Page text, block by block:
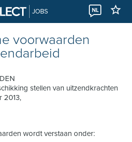
JOBS NL
voorwaarden
stellen van uitzendkrachten
2013,
wordt verstaan onder: